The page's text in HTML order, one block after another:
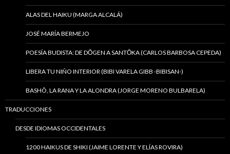
ALAS DEL HAIKU (MARGA ALCALÁ)
JOSÉ MARÍA BERMEJO
POESÍA BUDISTA: DE DŌGEN A SANTŌKA (CARLOS BARBOSA CEPEDA)
LIBERA TU NIÑO INTERIOR (BIBI VARELA GIBB -BIBISAN-)
BASHÔ, LA RANA Y LA ALONDRA (JORGE MORENO BULBARELA)
TRADUCCIONES
DESDE IDIOMAS OCCIDENTALES
1200 HAIKUS DE SHIKI (JAIME LORENTE Y ELÍAS ROVIRA)